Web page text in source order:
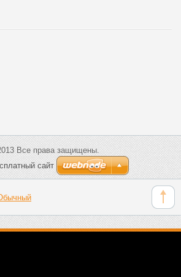
Все права защищены.
сайт